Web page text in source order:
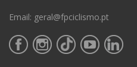
Email: geral@fpciclismo.pt